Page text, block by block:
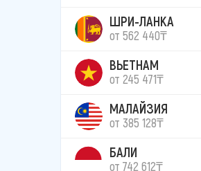
ШРИ-ЛАНКА
от 562 440₸
ВЬЕТНАМ
от 245 471₸
МАЛАЙЗИЯ
от 385 128₸
БАЛИ
от 742 612₸